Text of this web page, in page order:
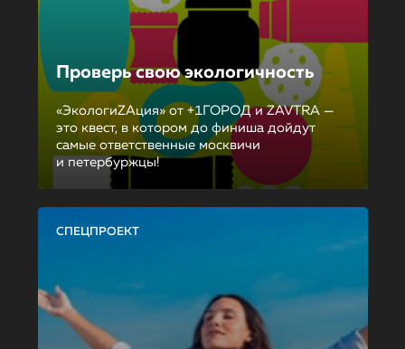
Проверь свою экологичность
«ЭкологиZAция» от +1ГОРОД и ZAVTRA —
это квест, в котором до финиша дойдут
самые ответственные москвичи
и петербуржцы!
СПЕЦПРОЕКТ